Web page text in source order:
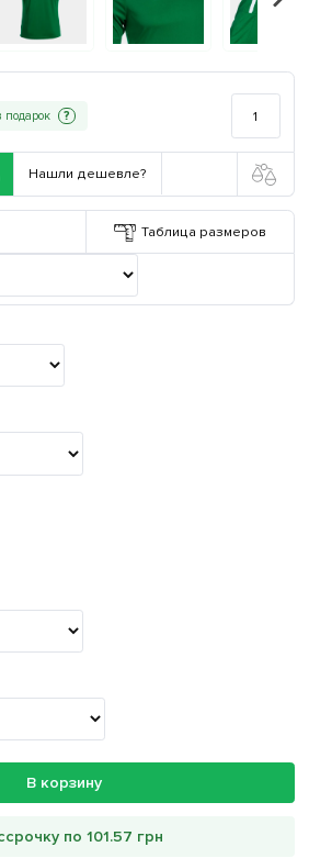
?
Нашли дешевле?
Таблица размеров
В корзину
по 101.57 грн